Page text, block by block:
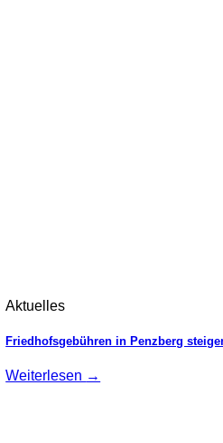
Aktuelles
Friedhofsgebühren in Penzberg
Weiterlesen →